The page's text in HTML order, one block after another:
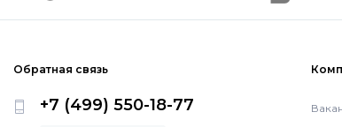
Обратная связь
+7 (499) 550-18-77